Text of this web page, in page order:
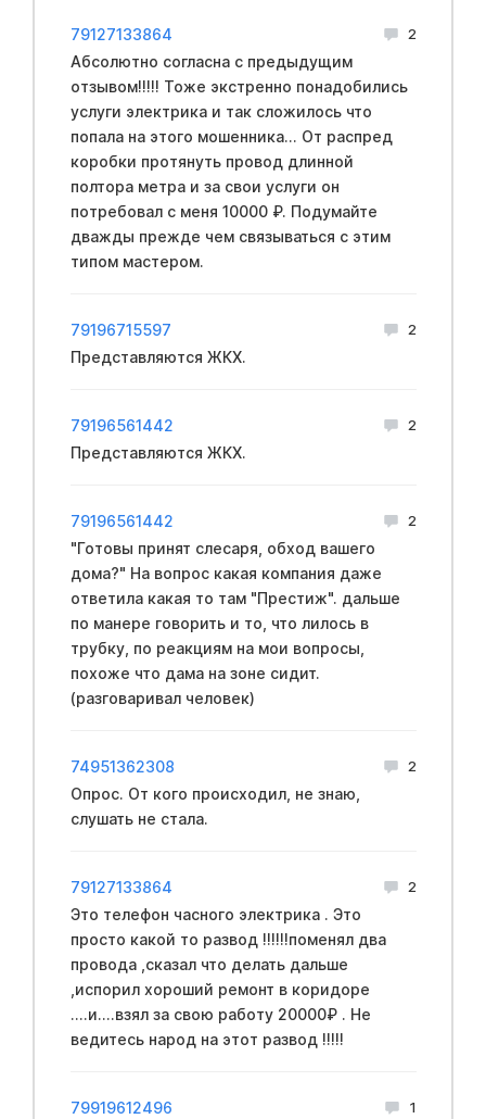
79127133864 2
Абсолютно согласна с предыдущим
отзывом!!!!! Тоже экстренно понадобились
услуги электрика и так сложилось что
попала на этого мошенника... От распред
коробки протянуть провод длинной
полтора метра и за свои услуги он
потребовал с меня 10000 ₽. Подумайте
дважды прежде чем связываться с этим
типом мастером.
79196715597 2
Представляются ЖКХ.
79196561442 2
Представляются ЖКХ.
79196561442 2
"Готовы принят слесаря, обход вашего
дома?" На вопрос какая компания даже
ответила какая то там "Престиж". дальше
по манере говорить и то, что лилось в
трубку, по реакциям на мои вопросы,
похоже что дама на зоне сидит.
(разговаривал человек)
74951362308 2
Опрос. От кого происходил, не знаю,
слушать не стала.
79127133864 2
Это телефон часного электрика . Это
просто какой то развод !!!!!!поменял два
провода ,сказал что делать дальше
,испорил хороший ремонт в коридоре
....и....взял за свою работу 20000₽ . Не
ведитесь народ на этот развод !!!!!
79919612496 1